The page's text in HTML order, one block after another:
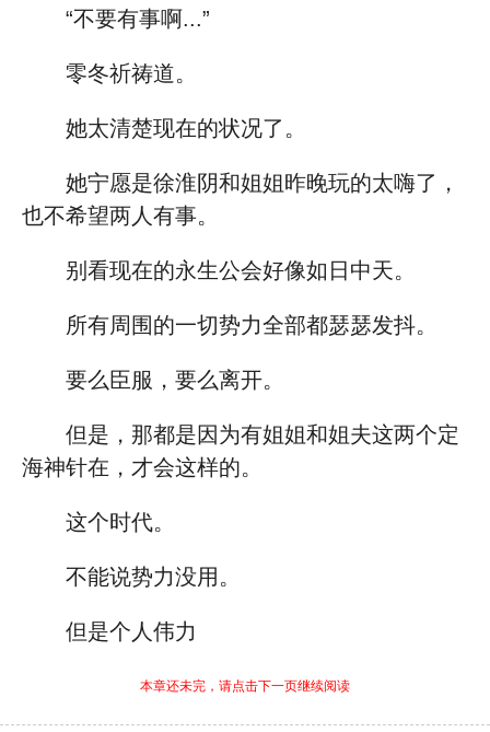
“不要有事啊...”
零冬祈祷道。
她太清楚现在的状况了。
她宁愿是徐淮阴和姐姐昨晚玩的太嗨了，
也不希望两人有事。
别看现在的永生公会好像如日中天。
所有周围的一切势力全部都瑟瑟发抖。
要么臣服，要么离开。
但是，那都是因为有姐姐和姐夫这两个定
海神针在，才会这样的。
这个时代。
不能说势力没用。
但是个人伟力
本章还未完，请点击下一页继续阅读